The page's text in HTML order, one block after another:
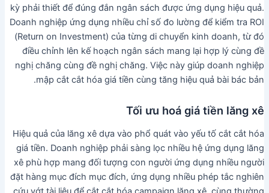
kỳ phải thiết để đúng đắn ngân sách được ứng dụng hiệu quả.
Doanh nghiệp ứng dụng nhiều chỉ số đo lường để kiểm tra ROI
(Return on Investment) của từng di chuyển kinh doanh, từ đó
điều chỉnh lên kế hoạch ngân sách mang lại hợp lý cùng đề
nghị chăng cùng đề nghị chăng. Việc này giúp doanh nghiệp
mập cắt cắt hóa giá tiền cùng tăng hiệu quả bài bác bản.
Tối ưu hoá giá tiền lăng xê
Hiệu quả của lăng xê dựa vào phổ quát vào yếu tố cắt cắt hóa
giá tiền. Doanh nghiệp phải sàng lọc nhiều hệ ứng dụng lăng
xê phù hợp mang đối tượng con người ứng dụng nhiều người
đặt hàng mục đích mục đích, ứng dụng nhiều phép tắc nghiên